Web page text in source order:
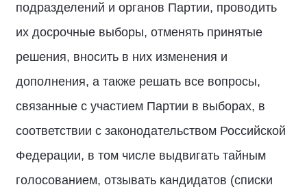
подразделений и органов Партии, проводить
их досрочные выборы, отменять принятые
решения, вносить в них изменения и
дополнения, а также решать все вопросы,
связанные с участием Партии в выборах, в
соответствии с законодательством Российской
Федерации, в том числе выдвигать тайным
голосованием, отзывать кандидатов (списки